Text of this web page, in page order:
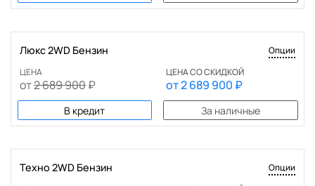
БЕЗОПАСНОСТЬ
Антиблокировочная система (ABS)
Датчик давления в шинах
Подушка безопасности водителя
Подушка безопасности пассажира
Опции
Люкс 2WD Бензин
ЦЕНА
от2 689 900₽
ЦЕНА СО СКИДКОЙ
от2 689 900 ₽
В кредит За наличные
БЕЗОПАСНОСТЬ Опции
Техно 2WD Бензин